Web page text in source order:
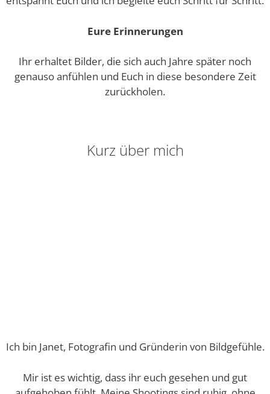
Eure Erinnerungen
Ihr erhaltet Bilder, die sich auch Jahre später noch
genauso anfühlen und Euch in diese besondere Zeit
zurückholen.
Kurz über mich
Ich bin Janet, Fotografin und Gründerin von Bildgefühle.
Mir ist es wichtig, dass ihr euch gesehen und gut